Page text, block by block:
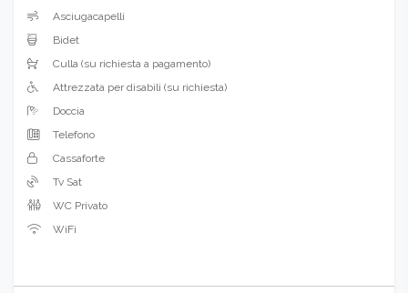
Asciugacapelli
Bidet
Culla (su richiesta a pagamento)
Attrezzata per disabili (su richiesta)
Doccia
Telefono
Cassaforte
Tv Sat
WC Privato
WiFi